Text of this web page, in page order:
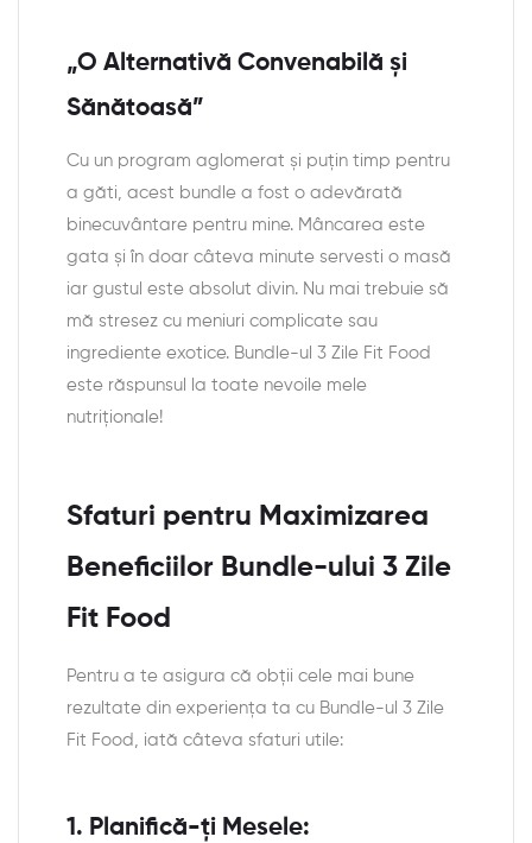
„O Alternativă Convenabilă și
Sănătoasă”
Cu un program aglomerat și puțin timp pentru
a găti, acest bundle a fost o adevărată
binecuvântare pentru mine. Mâncarea este
gata și în doar câteva minute servesti o masă
iar gustul este absolut divin. Nu mai trebuie să
mă stresez cu meniuri complicate sau
ingrediente exotice. Bundle-ul 3 Zile Fit Food
este răspunsul la toate nevoile mele
nutriționale!
Sfaturi pentru Maximizarea
Beneficiilor Bundle-ului 3 Zile
Fit Food
Pentru a te asigura că obții cele mai bune
rezultate din experiența ta cu Bundle-ul 3 Zile
Fit Food, iată câteva sfaturi utile:
1. Planifică-ți Mesele: